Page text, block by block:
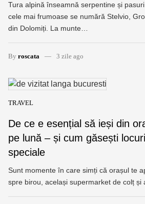
Tura alpină înseamnă serpentine și
cele mai frumoase se numără Stelvio,
din Dolomiți. La munte…
By roscata 3 zile ago
TRAVEL
De ce e esențial să ieși din
pe lună – și cum găsești
speciale
Sunt momente în care simți că orașul te
spre birou, același supermarket de colț și